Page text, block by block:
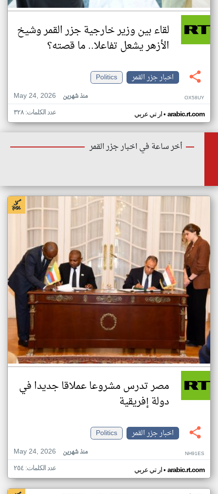
لقاء بين وزير خارجية جزر القمر وشيخ
الأزهر يشعل تفاعلا.. ما قصته؟
اخبار جزر القمر
Politics
May 24, 2026
منذ شهرين OX58UY
ار تي عربي• arabic.rt.com عدد الكلمات: ٣٢٨
أخر ساعة في اخبار جزر القمر
مصر تدرس مشروعا عملاقا جديدا في
دولة إفريقية
اخبار جزر القمر
Politics
May 24, 2026
منذ شهرين NH91ES
ار تي عربي• arabic.rt.com عدد الكلمات: ٢٥٤